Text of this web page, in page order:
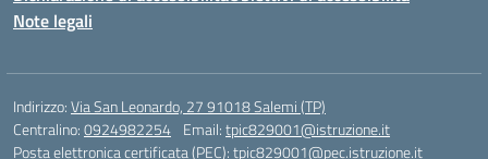
Note legali
Indirizzo:Via San Leonardo, 27 91018 Salemi (TP)
Centralino:0924982254 Email:tpic829001@istruzione.it
Posta elettronica certificata (PEC):tpic829001@pec.istruzione.it